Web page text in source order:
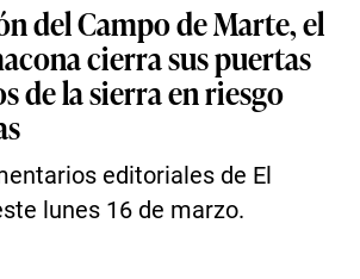
del Campo de Marte, el
cierra sus puertas
de la sierra en riesgo
editoriales de El
lunes 16 de marzo.